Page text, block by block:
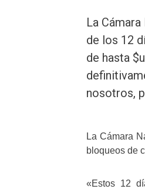
La
de los 12
de hasta
nosotros,
La Cámara
bloqueos de
«Estos 12